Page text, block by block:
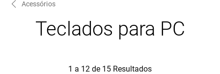
Acessórios
Teclados para PC
1 a 12 de 15 Resultados